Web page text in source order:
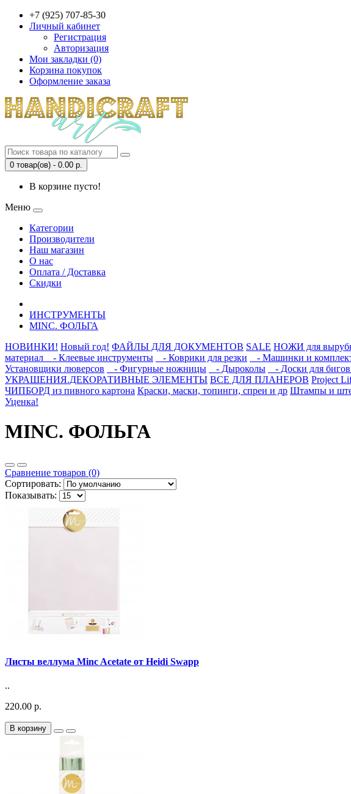
+7 (925) 707-85-30
Личный кабинет
Регистрация
Авторизация
Мои закладки (0)
Корзина покупок
Оформление заказа
0 товар(ов) - 0.00 р.
В корзине пусто!
Меню
Категории
Производители
Наш магазин
О нас
Оплата / Доставка
Скидки
ИНСТРУМЕНТЫ
MINC. ФОЛЬГА
НОВИНКИ! Новый год! ФАЙЛЫ ДЛЯ ДОКУМЕНТОВ SALE НОЖИ для
материал
- Клеевые инструменты - Коврики для резки - Машинки и
Установщики люверсов
- Фигурные ножницы - Дыроколы - Доски для
УКРАШЕНИЯ.ДЕКОРАТИВНЫЕ ЭЛЕМЕНТЫ ВСЕ ДЛЯ ПЛАНЕРОВ Project
ЧИПБОРД из пивного картона Краски, маски, топинги, спреи и др Штампы и
Уценка!
MINC. ФОЛЬГА
Сравнение товаров (0)
Сортировать:
Показывать:
Листы веллума Minc Acetate от Heidi Swapp
..
220.00 р.
В корзину